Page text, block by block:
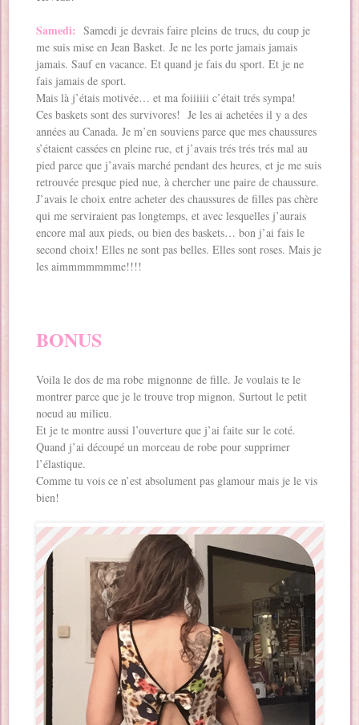
Samedi: Samedi je devrais faire pleins de trucs, du coup je
me suis mise en Jean Basket. Je ne les porte jamais jamais
jamais. Sauf en vacance. Et quand je fais du sport. Et je ne
fais jamais de sport.
Mais là j’étais motivée… et ma foiiiiii c’était trés sympa!
Ces baskets sont des survivores! Je les ai achetées il y a des
années au Canada. Je m’en souviens parce que mes chaussures
s’étaient cassées en pleine rue, et j’avais trés trés trés mal au
pied parce que j’avais marché pendant des heures, et je me suis
retrouvée presque pied nue, à chercher une paire de chaussure.
J’avais le choix entre acheter des chaussures de filles pas chère
qui me serviraient pas longtemps, et avec lesquelles j’aurais
encore mal aux pieds, ou bien des baskets… bon j’ai fais le
second choix! Elles ne sont pas belles. Elles sont roses. Mais je
les aimmmmmmme!!!!
BONUS
Voila le dos de ma robe mignonne de fille. Je voulais te le
montrer parce que je le trouve trop mignon. Surtout le petit
noeud au milieu.
Et je te montre aussi l’ouverture que j’ai faite sur le coté.
Quand j’ai découpé un morceau de robe pour supprimer
l’élastique.
Comme tu vois ce n’est absolument pas glamour mais je le vis
bien!